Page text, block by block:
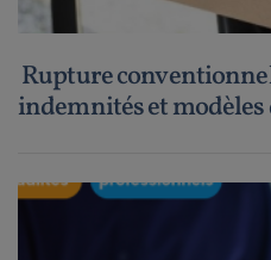
Rupture
indemnités et modèles